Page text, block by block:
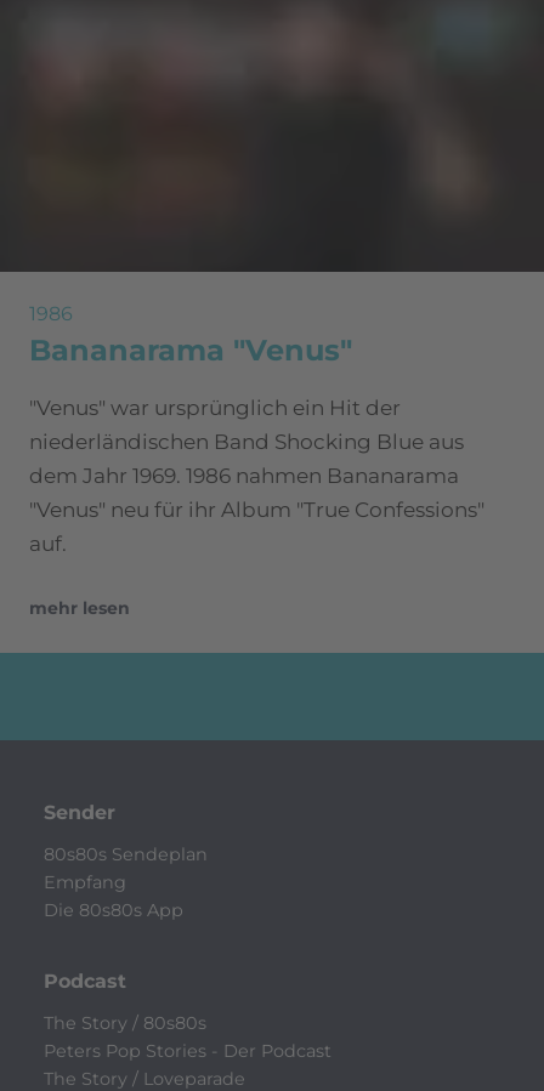
1986
Bananarama "Venus"
"Venus" war ursprünglich ein Hit der
niederländischen Band Shocking Blue aus
dem Jahr 1969. 1986 nahmen Bananarama
"Venus" neu für ihr Album "True Confessions"
auf.
mehr lesen
Sender
80s80s Sendeplan
Empfang
Die 80s80s App
Podcast
The Story / 80s80s
Peters Pop Stories - Der Podcast
The Story / Loveparade